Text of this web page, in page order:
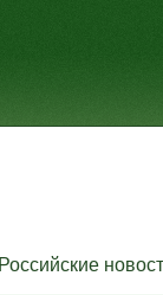
Российские